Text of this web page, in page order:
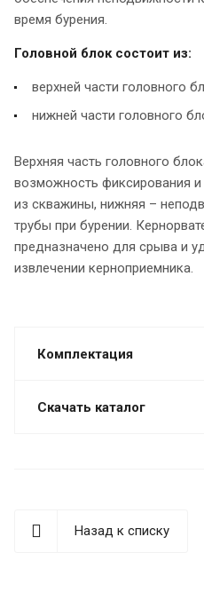
время бурения.
Головной блок состоит из:
верхней части головного
нижней части головного
Верхняя часть головного
возможность фиксирования
из скважины, нижняя –
трубы при бурении.
предназначено для срыва и
извлечении керноприемника.
Комплектация
Скачать каталог
Назад к списку